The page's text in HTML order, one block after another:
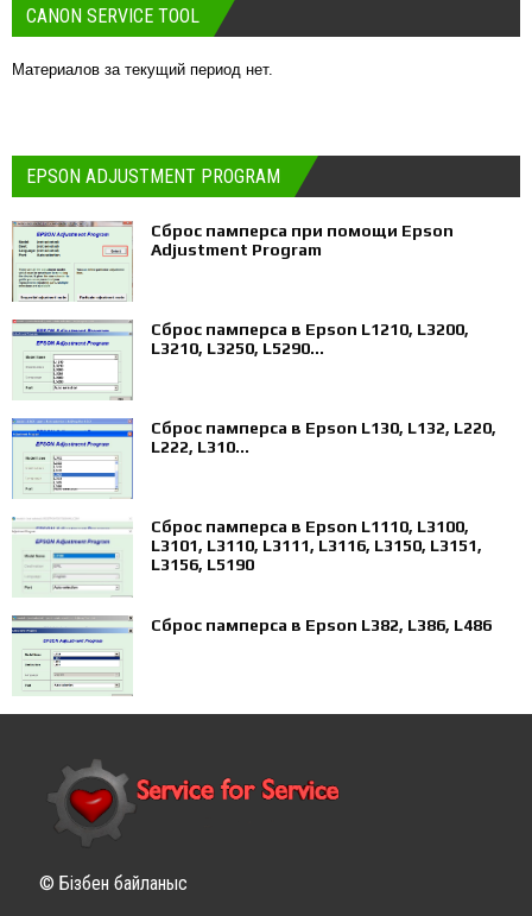
CANON SERVICE TOOL
Материалов за текущий период нет.
EPSON ADJUSTMENT PROGRAM
Сброс памперса при помощи Epson
Adjustment Program
Сброс памперса в Epson L1210, L3200,
L3210, L3250, L5290...
Сброс памперса в Epson L130, L132, L220,
L222, L310...
Сброс памперса в Epson L1110, L3100,
L3101, L3110, L3111, L3116, L3150, L3151,
L3156, L5190
Сброс памперса в Epson L382, L386, L486
© Бізбен байланыс